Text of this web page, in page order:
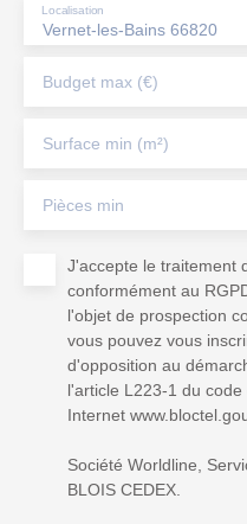
Vernet-les-Bains 66820
Localisation
Budget max (€)
Surface min (m²)
Pièces min
J'accepte le traitement
conformément au
l'objet de prospection
vous pouvez vous
d'opposition au
l'article L223-1 du
Internet
Société Worldline,
BLOIS CEDEX.